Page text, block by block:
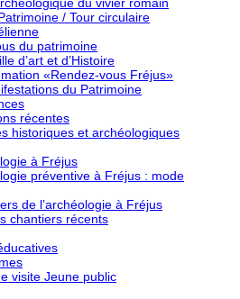
/ Tour circulaire
du patrimoine
d’art et d’Histoire
«Rendez-vous Fréjus»
du Patrimoine
récentes
historiques et archéologiques
à Fréjus
préventive à Fréjus : mode
de l’archéologie à Fréjus
chantiers récents
visite Jeune public